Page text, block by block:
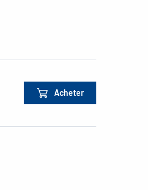
Acheter